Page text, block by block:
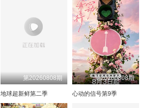
20260730期纯享上
20260802
20260805期上 20260805期下
20260806期上 20260806期下
20260806期纯享下 20260807期上 20260807期下
6期小屋纯享中 6期上
6期小屋纯享下 7期超长抢先
6期陪看
喜欢你日记6期下 一 二
二 三
第20260808期
地球超新鲜第二季
第20260808期
心动的信号第9季